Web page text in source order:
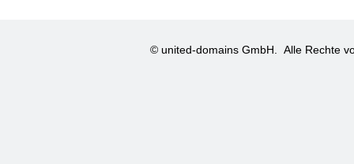
© united-domains GmbH. Alle Rechte